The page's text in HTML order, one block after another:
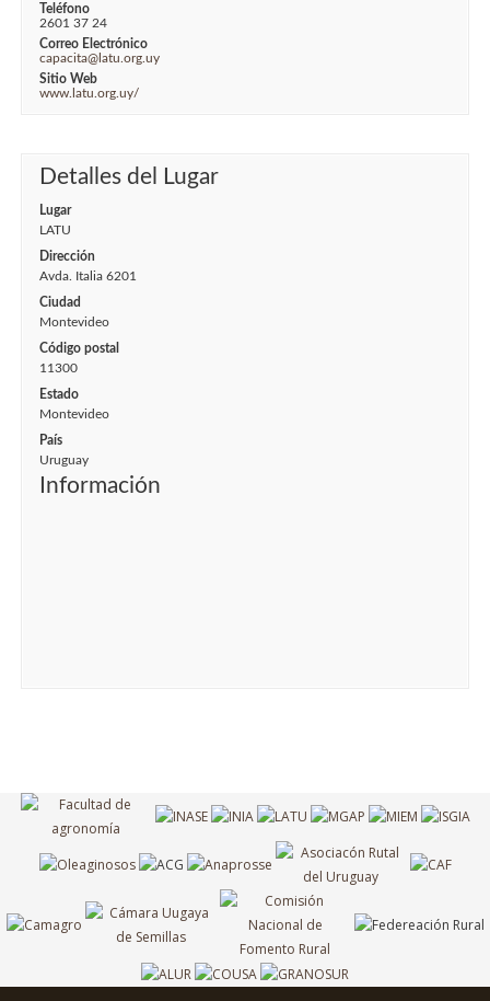
Teléfono
2601 37 24
Correo Electrónico
capacita@latu.org.uy
Sitio Web
www.latu.org.uy/
Detalles del Lugar
Lugar
LATU
Dirección
Avda. Italia 6201
Ciudad
Montevideo
Código postal
11300
Estado
Montevideo
País
Uruguay
Información